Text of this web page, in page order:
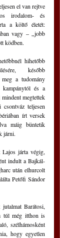
el van rejtve
irodalom- és
a költő életét:
vagy – „jobb
ködben.
hihetőbb
később
a tudomány
kampánytól és a
megtettek
teljesen
írt versek
máig büntetik
járni.
Lajos járta végig,
indult a Bajkál-
után elhurcolt
Petőfi Sándor
Barátosi,
túl még itthon is
szélhámosként
hogy egyetlen